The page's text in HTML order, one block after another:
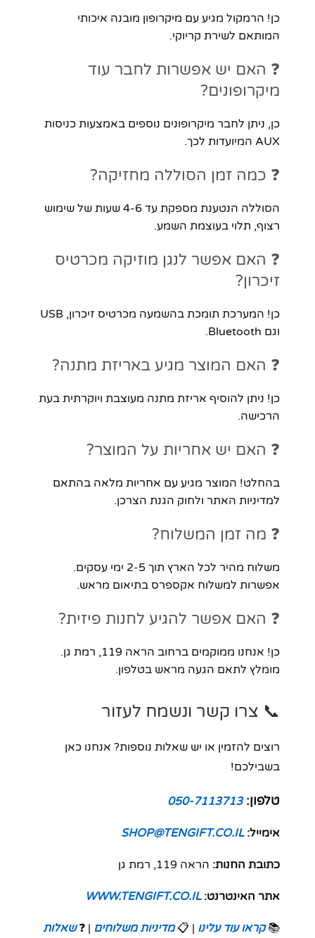
כן! הרמקול מגיע עם מיקרופון מובנה איכותי
המותאם לשירת קריוקי.
❓ האם יש אפשרות לחבר עוד
מיקרופונים?
כן, ניתן לחבר מיקרופונים נוספים באמצעות כניסות
AUX המיועדות לכך.
❓ כמה זמן הסוללה מחזיקה?
הסוללה הנטענת מספקת עד 4-6 שעות של שימוש
רצוף, תלוי בעוצמת השמע.
❓ האם אפשר לנגן מוזיקה מכרטיס
זיכרון?
כן! המערכת תומכת בהשמעה מכרטיס זיכרון, USB
וגם Bluetooth.
❓ האם המוצר מגיע באריזת מתנה?
כן! ניתן להוסיף אריזת מתנה מעוצבת ויוקרתית בעת
הרכישה.
❓ האם יש אחריות על המוצר?
בהחלט! המוצר מגיע עם אחריות מלאה בהתאם
למדיניות האתר ולחוק הגנת הצרכן.
❓ מה זמן המשלוח?
משלוח מהיר לכל הארץ תוך 2-5 ימי עסקים.
אפשרות למשלוח אקספרס בתיאום מראש.
❓ האם אפשר להגיע לחנות פיזית?
כן! אנחנו ממוקמים ברחוב הראה 119, רמת גן.
מומלץ לתאם הגעה מראש בטלפון.
📞 צרו קשר ונשמח לעזור
רוצים להזמין או יש שאלות נוספות? אנחנו כאן
בשבילכם!
טלפון: 050-7113713
אימייל: SHOP@TENGIFT.CO.IL
כתובת החנות: הראה 119, רמת גן
אתר האינטרנט: WWW.TENGIFT.CO.IL
📚קראו עוד עלינו | 📋מדיניות משלוחים | ❓שאלות